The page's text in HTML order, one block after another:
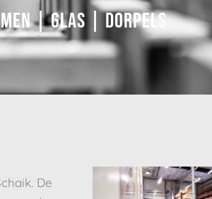
| Glas | Dorpels
De